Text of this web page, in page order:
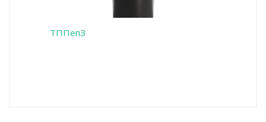
ТППепЗ